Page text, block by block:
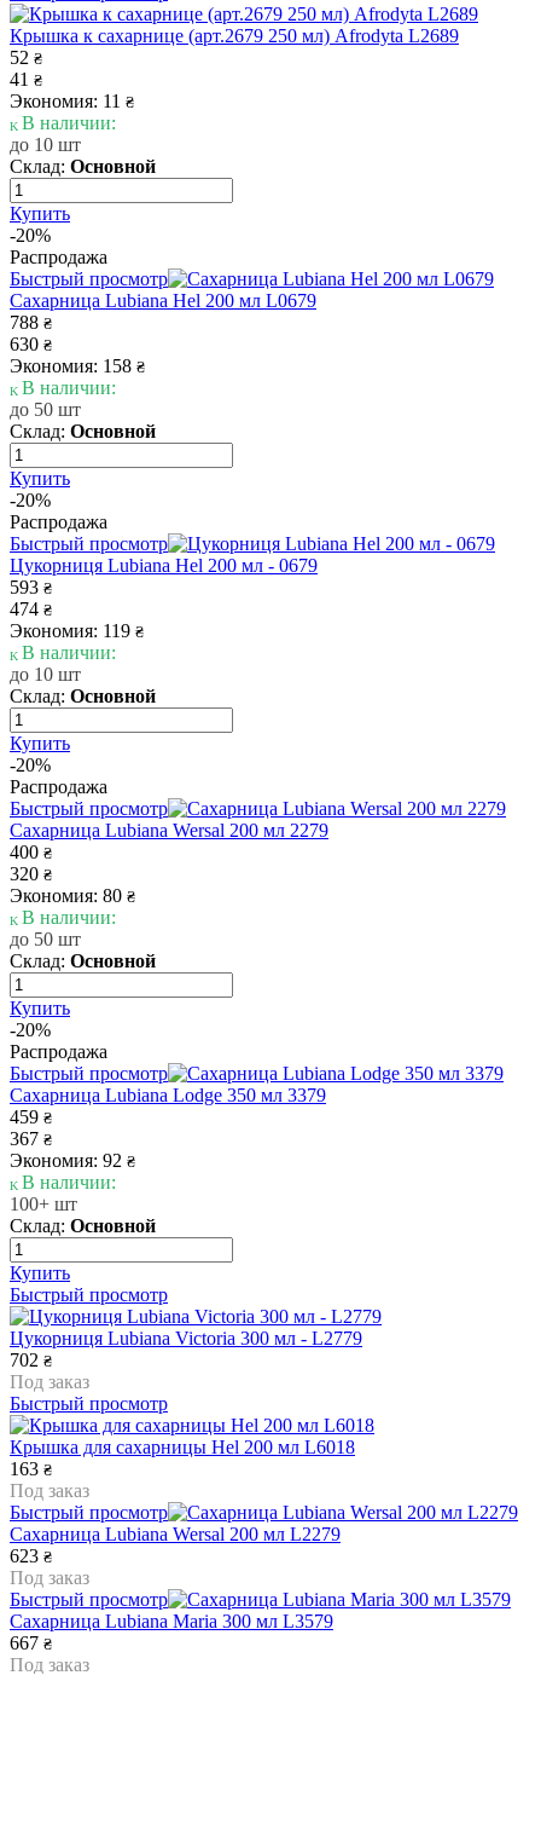
Крышка к сахарнице (арт.2679 250 мл) Afrodyta L2689
52 ₴
41 ₴
Экономия: 11 ₴
В наличии:
до 10 шт
Склад: Основной
Купить
-20%
Распродажа
Быстрый просмотр
Сахарница Lubiana Hel 200 мл L0679
788 ₴
630 ₴
Экономия: 158 ₴
В наличии:
до 50 шт
Склад: Основной
Купить
-20%
Распродажа
Быстрый просмотр
Цукорниця Lubiana Hel 200 мл - 0679
593 ₴
474 ₴
Экономия: 119 ₴
В наличии:
до 10 шт
Склад: Основной
Купить
-20%
Распродажа
Быстрый просмотр
Сахарница Lubiana Wersal 200 мл 2279
400 ₴
320 ₴
Экономия: 80 ₴
В наличии:
до 50 шт
Склад: Основной
Купить
-20%
Распродажа
Быстрый просмотр
Сахарница Lubiana Lodge 350 мл 3379
459 ₴
367 ₴
Экономия: 92 ₴
В наличии:
100+ шт
Склад: Основной
Купить
Быстрый просмотр
Цукорниця Lubiana Victoria 300 мл - L2779
702 ₴
Под заказ
Быстрый просмотр
Крышка для сахарницы Hel 200 мл L6018
163 ₴
Под заказ
Быстрый просмотр
Сахарница Lubiana Wersal 200 мл L2279
623 ₴
Под заказ
Быстрый просмотр
Сахарница Lubiana Maria 300 мл L3579
667 ₴
Под заказ